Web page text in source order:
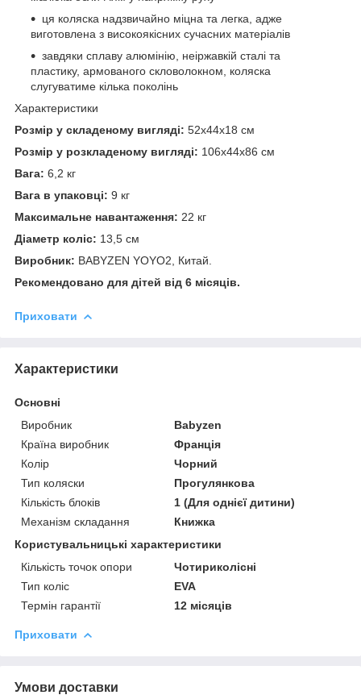
ця коляска надзвичайно міцна та легка, адже
виготовлена з високоякісних сучасних матеріалів
завдяки сплаву алюмінію, неіржавкій сталі та
пластику, армованого скловолокном, коляска
слугуватиме кілька поколінь
Характеристики
Розмір у складеному вигляді: 52x44x18 см
Розмір у розкладеному вигляді: 106x44x86 см
Вага: 6,2 кг
Вага в упаковці: 9 кг
Максимальне навантаження: 22 кг
Діаметр коліс: 13,5 см
Виробник: BABYZEN YOYO2, Китай.
Рекомендовано для дітей від 6 місяців.
Приховати
Характеристики
Основні
Виробник
Babyzen
Країна виробник
Франція
Колір
Чорний
Тип коляски
Прогулянкова
Кількість блоків
1 (Для однієї дитини)
Механізм складання
Книжка
Користувальницькі характеристики
Кількість точок опори
Чотириколісні
Тип коліс
EVA
Термін гарантії
12 місяців
Приховати
Умови доставки